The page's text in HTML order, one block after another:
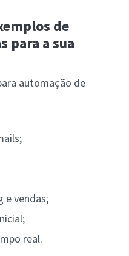
de
para a sua
automação de
e vendas;
real.